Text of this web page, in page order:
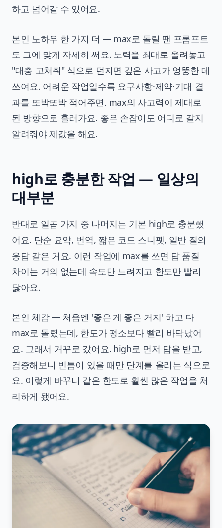
하고 넘어갈 수 있어요.
본인 노하우 한 가지 더 — max로 돌릴 땐 프롬프트
도 그에 맞게 자세히 써요. 노력을 최대로 올려놓고
"대충 고쳐줘" 식으로 던지면 깊은 사고가 엉뚱한 데
쓰여요. 어려운 작업일수록 요구사항·제약·기대 결
과를 또박또박 적어주면, max의 사고력이 제대로
된 방향으로 흘러가요. 좋은 손잡이도 어디로 갈지
알려줘야 제값을 해요.
high로 충분한 작업 — 일상의
대부분
반대로 일곱 가지 중 나머지는 기본 high로 충분했
어요. 단순 요약, 번역, 짧은 코드 스니펫, 일반 질의
응답 같은 거요. 이런 작업에 max를 쓰면 답 품질
차이는 거의 없는데 속도만 느려지고 한도만 빨리
닳아요.
본인 체감 — 처음엔 '좋은 게 좋은 거지' 하고 다
max로 돌렸는데, 한도가 평소보다 빨리 바닥났어
요. 그래서 거꾸로 갔어요. high로 먼저 답을 받고,
검증해보니 빈틈이 있을 때만 단계를 올리는 식으로
요. 이렇게 바꾸니 같은 한도로 훨씬 많은 작업을 처
리하게 됐어요.